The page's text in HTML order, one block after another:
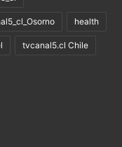
health
tvcanal5.cl Chile